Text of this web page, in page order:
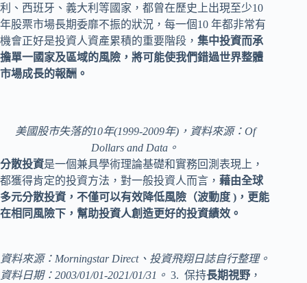
利、西班牙、義大利等國家，都曾在歷史上出現至少10
年股票市場長期委靡不振的狀況，每一個10 年都非常有
機會正好是投資人資產累積的重要階段， 集中投資而承
擔單一國家及區域的風險，將可能使我們錯過世界整體
市場成長的報酬。
美國股市失落的10年(1999-2009年)，資料來源：Of
Dollars and Data。
分散投資是一個兼具學術理論基礎和實務回測表現上，
都獲得肯定的投資方法，對一般投資人而言， 藉由全球
多元分散投資，不僅可以有效降低風險（波動度 )，更能
在相同風險下，幫助投資人創造更好的投資績效。
資料來源：Morningstar Direct、投資飛翔日誌自行整理。
資料日期：2003/01/01-2021/01/31。 3. 保持長期視野 ，